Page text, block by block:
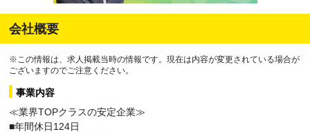
会社概要
※この情報は、求人掲載当時の情報です。現在は内容が変更されている場合が
ございますのでご注意ください。
事業内容
≪業界TOPクラスの安定企業≫
■年間休日124日